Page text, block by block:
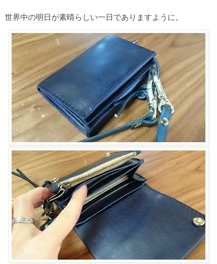
世界中の明日が素晴らしい一日でありますように。